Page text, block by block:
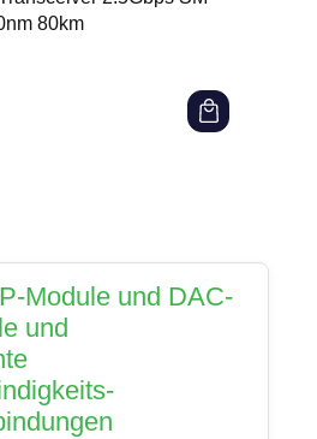
80km
Module und DAC-
und